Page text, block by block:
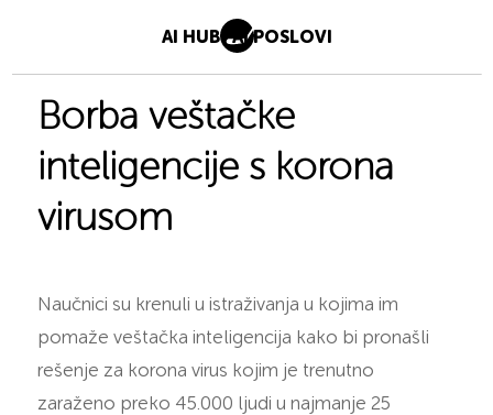
AI HUB AI POSLOVI
Borba veštačke
inteligencije s korona
virusom
Naučnici su krenuli u istraživanja u kojima im
pomaže veštačka inteligencija kako bi pronašli
rešenje za korona virus kojim je trenutno
zaraženo preko 45.000 ljudi u najmanje 25